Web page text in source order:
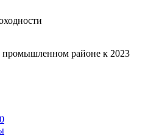
промышленном районе к 2023